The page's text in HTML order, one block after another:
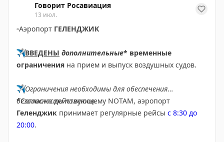
программа уже запущена с авиакомпанией Qantas.
В Европе также идет модернизация пограничного
ETIAS для граждан не-ЕС снова отложена. Хотя
официальный сайт указывает на запуск в конце 2026
ETIAS работает по принципу американской ESTA и
позволяет получить электронное разрешение на
въезд в Шенген. Стоимость разрешения составит 20
евро.
Говорит Росавиация
13 июл.
▫️Аэропорт ГЕЛЕНДЖИК
✈️ВВЕДЕНЫ дополнительные* временные
ограничения на прием и выпуск воздушных судов.
✈️Ограничения необходимы для обеспечения
безопасности полетов.
*Согласно действующему NOTAM, аэропорт
Геленджик принимает регулярные рейсы с 8:30 до
20:00.